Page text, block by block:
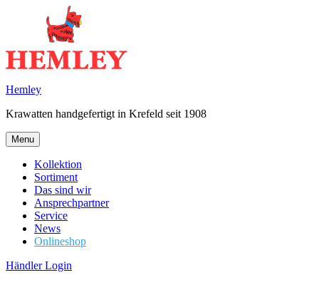
Hemley
Krawatten handgefertigt in Krefeld seit 1908
Menu
Kollektion
Sortiment
Das sind wir
Ansprechpartner
Service
News
Onlineshop
Händler Login